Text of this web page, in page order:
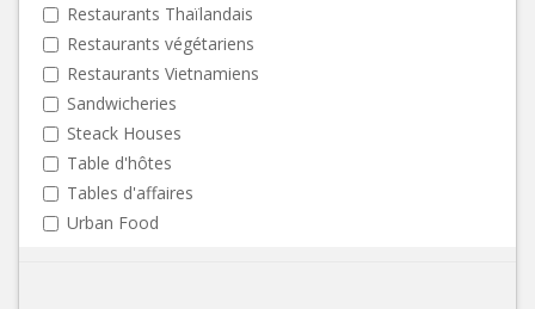
Restaurants Thaïlandais
Restaurants végétariens
Restaurants Vietnamiens
Sandwicheries
Steack Houses
Table d'hôtes
Tables d'affaires
Urban Food